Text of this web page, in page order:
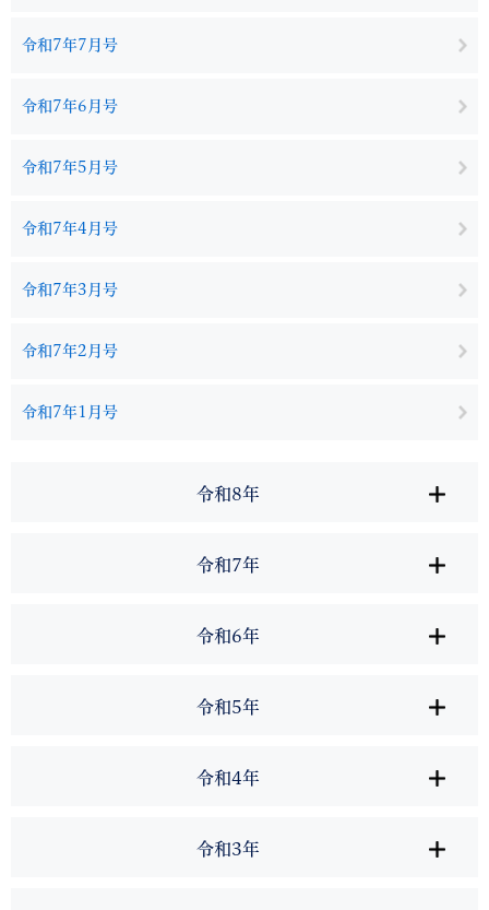
令和7年7月号
令和7年6月号
令和7年5月号
令和7年4月号
令和7年3月号
令和7年2月号
令和7年1月号
令和8年
令和7年
令和6年
令和5年
令和4年
令和3年